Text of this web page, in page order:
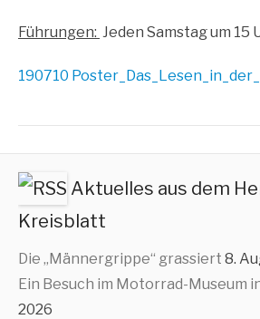
Füh­run­gen: Jeden Sams­tag um 15
190710
Aktuelles aus dem
Kreisblatt
Die „Männergrippe“ grassiert 8.
Ein Besuch im Motorrad-Museum
2026